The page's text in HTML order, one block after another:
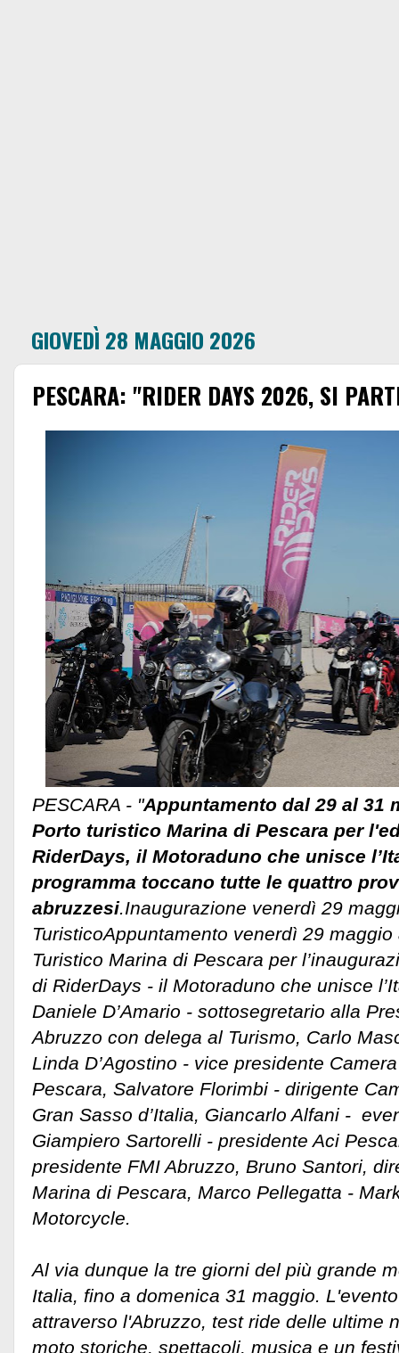
GIOVEDÌ 28 MAGGIO 2026
PESCARA: "RIDER DAYS 2026, SI
PESCARA - "Appuntamento dal 29 al 31
Porto turistico Marina di Pescara per
RiderDays, il Motoraduno che unisce
programma toccano tutte le quattro
abruzzesi .Inaugurazione venerdì 29
TuristicoAppuntamento venerdì 29
Turistico Marina di Pescara per
di RiderDays - il Motoraduno che unisce
Daniele D’Amario - sottosegretario alla
Abruzzo con delega al Turismo, Carlo
Linda D’Agostino - vice presidente
Pescara, Salvatore Florimbi - dirigente
Gran Sasso d’Italia, Giancarlo Alfani -
Giampiero Sartorelli - presidente Aci
presidente FMI Abruzzo, Bruno Santori,
Marina di Pescara, Marco Pellegatta -
Motorcycle.
Al via dunque la tre giorni del più grande
Italia, fino a domenica 31 maggio.
attraverso l'Abruzzo, test ride delle ultime
moto storiche, spettacoli, musica e un